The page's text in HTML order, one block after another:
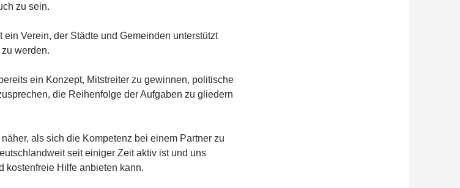
zu sein.
ein Verein, der Städte und Gemeinden unterstützt
werden.
ein Konzept, Mitstreiter zu gewinnen, politische
die Reihenfolge der Aufgaben zu gliedern
als sich die Kompetenz bei einem Partner zu
seit einiger Zeit aktiv ist und uns
kostenfreie Hilfe anbieten kann.